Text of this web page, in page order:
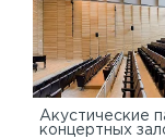
Акустические
концертных